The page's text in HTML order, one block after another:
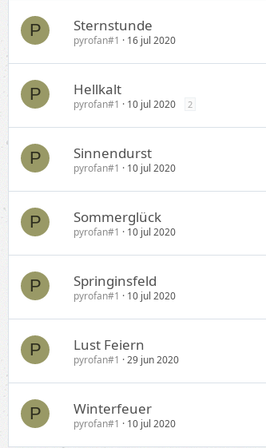
P Sternstunde
pyrofan#1 16 jul 2020
P Hellkalt
pyrofan#1 10 jul 2020 2
P Sinnendurst
pyrofan#1 10 jul 2020
P Sommerglück
pyrofan#1 10 jul 2020
P Springinsfeld
pyrofan#1 10 jul 2020
P Lust Feiern
pyrofan#1 29 jun 2020
P Winterfeuer
pyrofan#1 10 jul 2020